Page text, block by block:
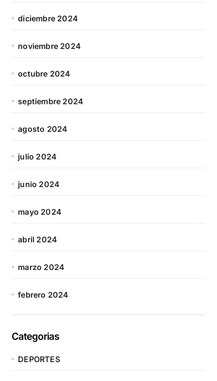
diciembre 2024
noviembre 2024
octubre 2024
septiembre 2024
agosto 2024
julio 2024
junio 2024
mayo 2024
abril 2024
marzo 2024
febrero 2024
Categorias
DEPORTES